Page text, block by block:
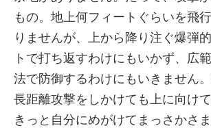
もの。地上何フィートぐらいを飛
りませんが、上から降り注ぐ爆弾
トで打ち返すわけにもいかず、広
法で防御するわけにもいきません
長距離攻撃をしかけても上に向けて
きっと自分にめがけてまっさかさ